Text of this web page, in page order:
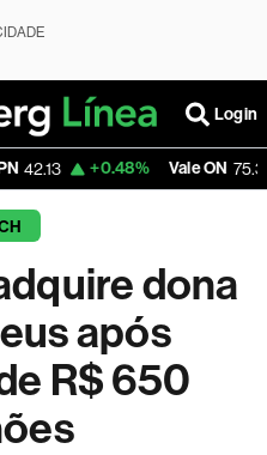
Login
+0.48% Vale ON 75.39 -1.66%
dona
após
R$ 650